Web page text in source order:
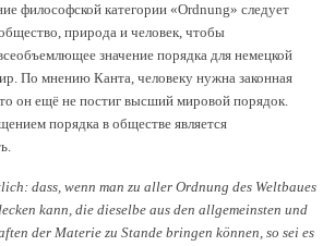
философской категории «Ordnung» следует
природа и человек, чтобы
значение порядка для немецкой
По мнению Канта, человеку нужна законная
он ещё не постиг высший мировой порядок.
порядка в обществе является
dass, wenn man zu aller Ordnung des Weltbaues
kann, die dieselbe aus den allgemeinsten und
der Materie zu Stande bringen können, so sei es